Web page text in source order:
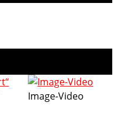
Image-Video